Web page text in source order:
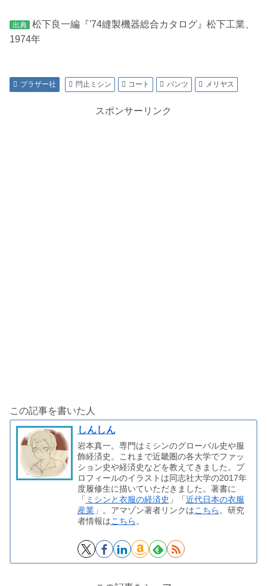
出典
松下良一編『'74縫製機器総合カタログ』松下工業、
1974年
ブラザー社 閂止ミシン コート パンツ メリヤス
スポンサーリンク
この記事を書いた人
しんしん
岩本真一。専門はミシンのグローバル史や服
飾経済史。これまで近畿圏の各大学でファッ
ション史や経済史などを教えてきました。プ
ロフィールのイラストは同志社大学の2017年
度履修生に描いていただきました。著書に
「 ミシンと衣服の経済史 」「近代日本の衣服
産業」。アマゾン著者リンクはこちら 。研究
者情報はこちら 。